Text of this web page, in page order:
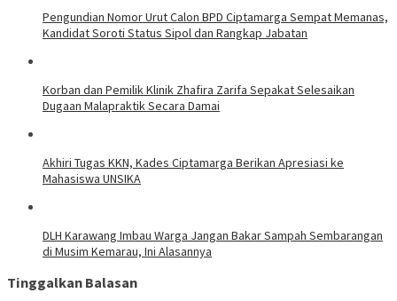
Pengundian Nomor Urut Calon BPD Ciptamarga Sempat Memanas,
Kandidat Soroti Status Sipol dan Rangkap Jabatan
Korban dan Pemilik Klinik Zhafira Zarifa Sepakat Selesaikan
Dugaan Malapraktik Secara Damai
Akhiri Tugas KKN, Kades Ciptamarga Berikan Apresiasi ke
Mahasiswa UNSIKA
DLH Karawang Imbau Warga Jangan Bakar Sampah Sembarangan
di Musim Kemarau, Ini Alasannya
Tinggalkan Balasan